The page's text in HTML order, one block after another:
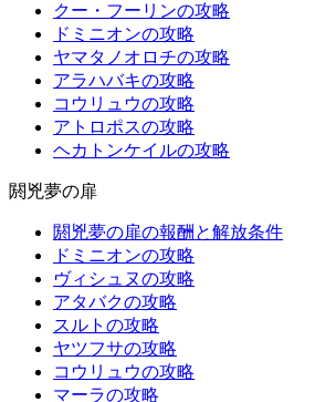
クー・フーリンの攻略
ドミニオンの攻略
ヤマタノオロチの攻略
アラハバキの攻略
コウリュウの攻略
アトロポスの攻略
ヘカトンケイルの攻略
閼兇夢の扉
閼兇夢の扉の報酬と解放条件
ドミニオンの攻略
ヴィシュヌの攻略
アタバクの攻略
スルトの攻略
ヤツフサの攻略
コウリュウの攻略
マーラの攻略